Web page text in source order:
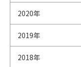
2020年
2019年
2018年